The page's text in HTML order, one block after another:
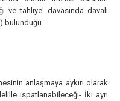
ve tahliye' davasında davalı
bulunduğu-
anlaşmaya aykırı olarak
ispatlanabileceği- İki ayrı